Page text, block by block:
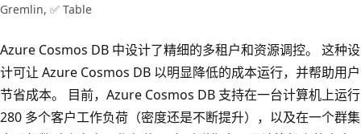
Gremlin, ✅ Table
Azure Cosmos DB 中设计了精细的多租户和资源调控。 这种设
计可让 Azure Cosmos DB 以明显降低的成本运行，并帮助用户
节省成本。 目前，Azure Cosmos DB 支持在一台计算机上运行
280 多个客户工作负荷（密度还是不断提升），以及在一个群集